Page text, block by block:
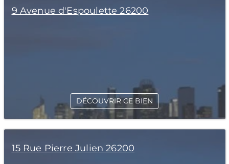
9 Avenue d'Espoulette 26200
DÉCOUVRIR CE BIEN
15 Rue Pierre Julien 26200